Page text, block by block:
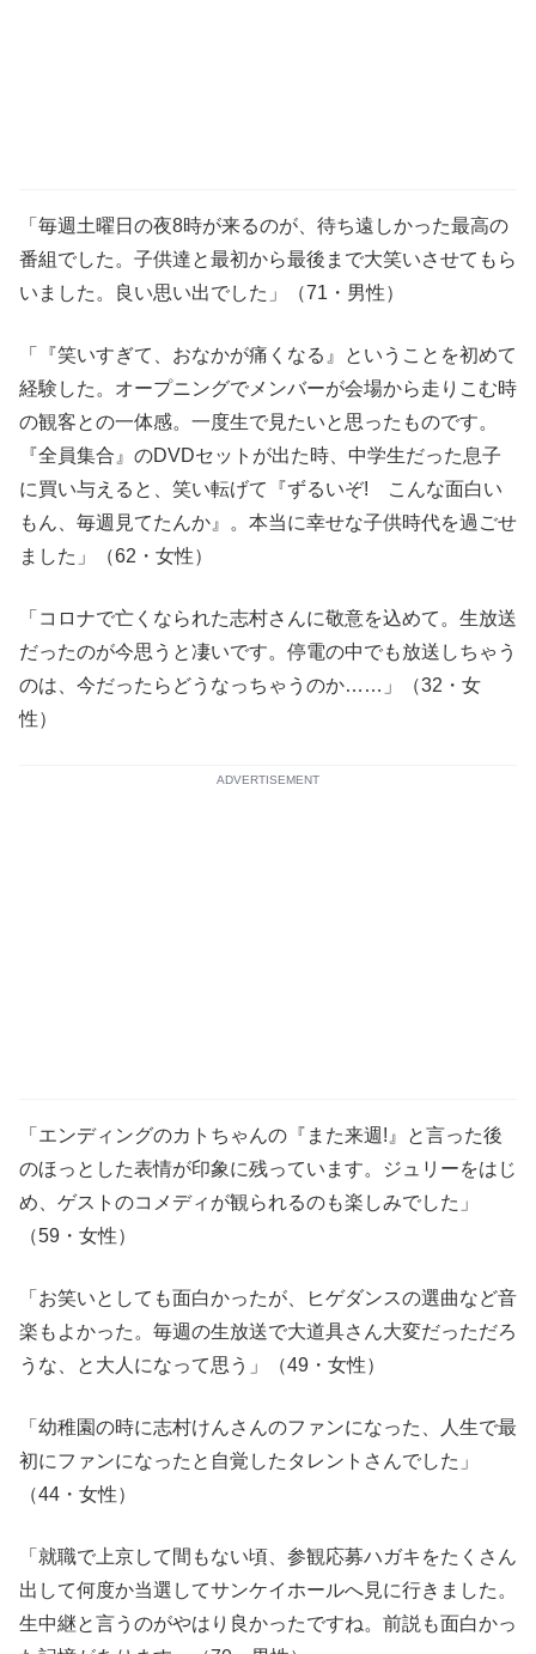
「毎週土曜日の夜8時が来るのが、待ち遠しかった最高の
番組でした。子供達と最初から最後まで大笑いさせてもら
いました。良い思い出でした」（71・男性）
「『笑いすぎて、おなかが痛くなる』ということを初めて
経験した。オープニングでメンバーが会場から走りこむ時
の観客との一体感。一度生で見たいと思ったものです。
『全員集合』のDVDセットが出た時、中学生だった息子
に買い与えると、笑い転げて『ずるいぞ! こんな面白い
もん、毎週見てたんか』。本当に幸せな子供時代を過ごせ
ました」（62・女性）
「コロナで亡くなられた志村さんに敬意を込めて。生放送
だったのが今思うと凄いです。停電の中でも放送しちゃう
のは、今だったらどうなっちゃうのか……」（32・女
性）
ADVERTISEMENT
「エンディングのカトちゃんの『また来週!』と言った後
のほっとした表情が印象に残っています。ジュリーをはじ
め、ゲストのコメディが観られるのも楽しみでした」
（59・女性）
「お笑いとしても面白かったが、ヒゲダンスの選曲など音
楽もよかった。毎週の生放送で大道具さん大変だっただろ
うな、と大人になって思う」（49・女性）
「幼稚園の時に志村けんさんのファンになった、人生で最
初にファンになったと自覚したタレントさんでした」
（44・女性）
「就職で上京して間もない頃、参観応募ハガキをたくさん
出して何度か当選してサンケイホールへ見に行きました。
生中継と言うのがやはり良かったですね。前説も面白かっ